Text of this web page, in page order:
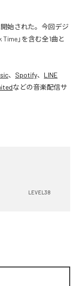
開始された。今回デジ
」を含む全1曲と
、 Spotify、 LINE
などの音楽配信サ
LEVEL38